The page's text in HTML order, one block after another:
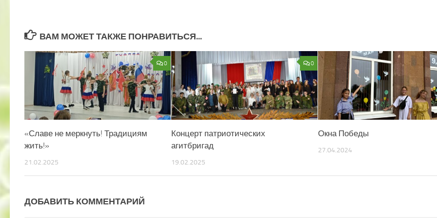
ВАМ МОЖЕТ ТАКЖЕ ПОНРАВИТЬСЯ...
0
«Славе не меркнуть! Традициям
жить!»
21.02.2025
0
Концерт патриотических
агитбригад
19.02.2025
Окна Победы
27.04.2024
ДОБАВИТЬ КОММЕНТАРИЙ